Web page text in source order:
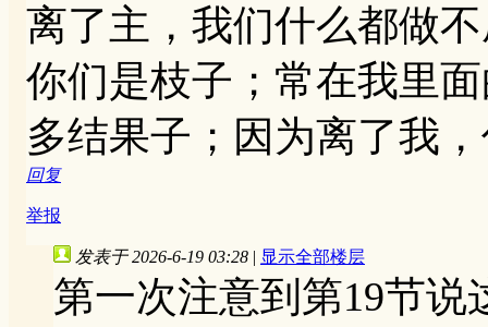
离了主，我们什么都做
你们是枝子；常在我里
多结果子；因为离了我
回复
举报
发表于 2026-6-19 03:28 | 显示全部楼层
第一次注意到第19节